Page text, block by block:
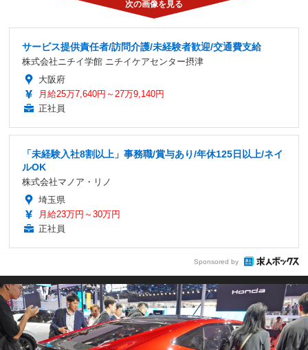
サービス提供責任者/訪問介護/未経験者歓迎/交通費支給
株式会社ニチイ学館 ニチイケアセンター摂津
大阪府
月給25万7,640円～27万9,140円
正社員
「未経験入社8割以上」事務職/賞与あり/年休125日以上/ネイ
ルOK
株式会社マノア・リノ
埼玉県
月給23万円～30万円
正社員
Sponsored by